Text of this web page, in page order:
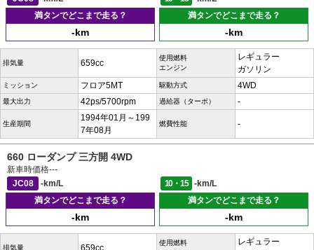
満タンでどこまで走る？
-km
満タンでどこまで走る？
-km
排気量 659cc
使用燃料
エンジン
レギュラー
ガソリン
ミッション フロア5MT 駆動方式 4WD
最大出力 42ps/5700rpm 過給器（ターボ） -
生産期間
1994年01月～199
7年08月
燃費性能 -
660 ローダンプ 三方開 4WD
新車時価格---
JC08
-km/L 10・15
-km/L
満タンでどこまで走る？
-km
満タンでどこまで走る？
-km
排気量
使用燃料
レギュラー